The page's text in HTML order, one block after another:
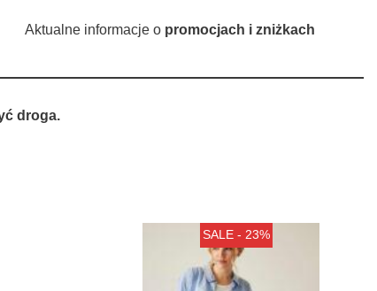
Aktualne informacje o promocjach i zniżkach
droga.
SALE - 23%